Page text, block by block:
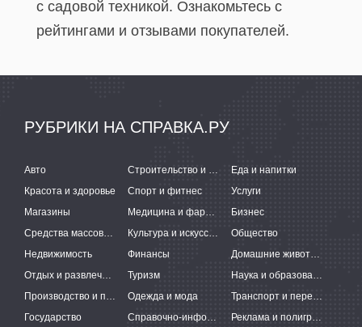
с садовой техникой. Ознакомьтесь с
рейтингами и отзывами покупателей.
РУБРИКИ НА СПРАВКА.РУ
Авто Строительство и ремонт
Еда и напитки
Красота и здоровье
Спорт и фитнес
Услуги
Магазины
Медицина и фармацевтика
Бизнес
Средства массовой информации
Культура и искусство
Общество
Недвижимость
Финансы
Домашние животные
Отдых и развлечения
Туризм
Наука и образование
Производство и поставки
Одежда и мода
Транспорт и перевозки
Государство
Справочно-информационные системы Реклама и полиграфия